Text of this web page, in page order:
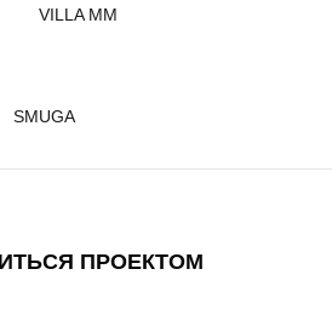
VILLA MM
SMUGA
ПРОЕКТОМ